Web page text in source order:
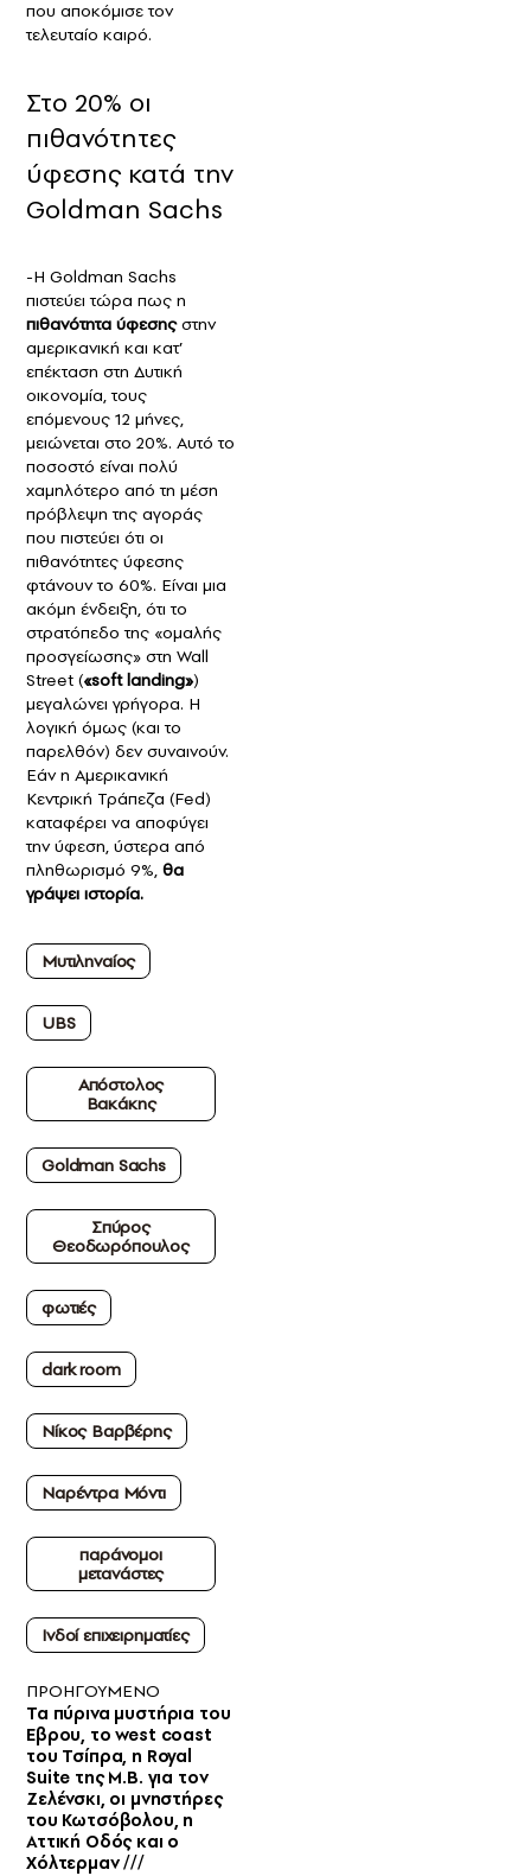
που αποκόμισε τον
τελευταίο καιρό.
Στο 20% οι
πιθανότητες
ύφεσης κατά την
Goldman Sachs
-Η Goldman Sachs
πιστεύει τώρα πως η
πιθανότητα ύφεσηςστην
αμερικανική και κατ’
επέκταση στη Δυτική
οικονομία, τους
επόμενους 12 μήνες,
μειώνεται στο 20%. Αυτό το
ποσοστό είναι πολύ
χαμηλότερο από τη μέση
πρόβλεψη της αγοράς
που πιστεύει ότι οι
πιθανότητες ύφεσης
φτάνουν το 60%. Είναι μια
ακόμη ένδειξη, ότι το
στρατόπεδο της «ομαλής
προσγείωσης» στη Wall
Street («soft landing»)
μεγαλώνει γρήγορα. H
λογική όμως (και το
παρελθόν) δεν συναινούν.
Εάν η Αμερικανική
Κεντρική Τράπεζα (Fed)
καταφέρει να αποφύγει
την ύφεση, ύστερα από
πληθωρισμό 9%, θα
γράψει ιστορία.
Μυτιληναίος
UBS
Απόστολος
Βακάκης
Goldman Sachs
Σπύρος
Θεοδωρόπουλος
φωτιές
dark room
Νίκος Βαρβέρης
Ναρέντρα Μόντι
παράνομοι
μετανάστες
Ινδοί επιχειρηματίες
ΠΡΟΗΓΟΥΜΕΝΟ
Τα πύρινα μυστήρια του
Εβρου, το west coast
του Τσίπρα, η Royal
Suite της Μ.Β. για τον
Ζελένσκι, οι μνηστήρες
του Κωτσόβολου, η
Αττική Οδός και ο
Χόλτερμαν ///